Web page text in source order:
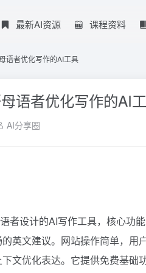
最新AI资源 课程资料
语者优化写作的AI工具
语者优化写作的AI
AI分享圈
者设计的AI写作工具，核心功
英文建议。网站操作简单，
文优化表达。它提供免费基